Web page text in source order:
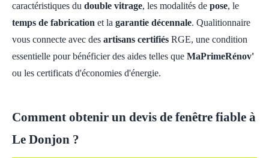
caractéristiques du double vitrage, les modalités de pose, le
temps de fabrication et la garantie décennale. Qualitionnaire
vous connecte avec des artisans certifiés RGE, une condition
essentielle pour bénéficier des aides telles que MaPrimeRénov'
ou les certificats d'économies d'énergie.
Comment obtenir un devis de fenêtre fiable à
Le Donjon ?